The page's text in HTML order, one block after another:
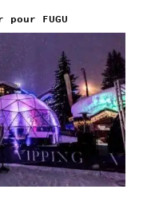
FUGU